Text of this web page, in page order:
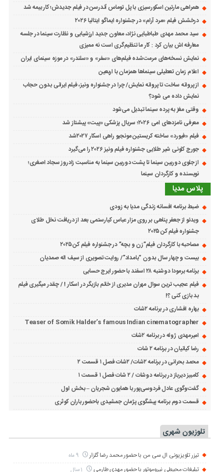
همراهی مارتین اسکورسیزی با پل توماس ٱندرسن در فیلم جدیدش؛ کار بیمه شد
درخشش فیلم «مرد آرام» در جشنواره ایماگو ایتالیا ۲۰۲۶
سید محمد مهدی طباطبایی نژاد، معاون جدید ارزشیابی و نظارت سینما در جلسه
معارفه اش بیان کرد : کار ما تنظیم‌گری است نه ممیزی
نمایش نسخه‌های مرمت‌شده فیلم‌های «سفر» و «سلندر» در موزه سینمای ایران
اعلام زمان تعطیلی سینماها همزمان با اربعین
از پروانه ساخت تا پروانه نمایش/ چرا در جشنواره ونیز، فیلم ایرانی بدون حجاب
نمایش داده می شود؟
وقتی مغز به پرده سینما تبدیل می‌شود
معرفی نامزدهای امی ۲۰۲۶؛ سریال پزشکی «پیت» پیشتاز شد
فیلم «فیورد» ساخته کریستین مونجیو راهی اسکار ۲۰۲۷شد
جورج کلونی شیر طلایی جشنواره فیلم ونیز ۲۰۲۶ را می‌گیرد
از جلوی دوربین سینما تا پشت دوربین سینما به مناسبت زادروز سجاد اصغری؛
نویسنده و کارگردان سینما
پلاس مدیا
ضبط برنامه افسانه زندگی مدیا به زودی
ویدئو از جعفر پناهی بر روی مزار عباس کیارستمی بعد از دریافت نخل طلای
جشنواره فیلم کن ۲۰۲۵
مصاحبه با کارگردان فیلم”زن و بچه” در جشنواره فیلم کن ۲۰۲۵
بیست و چهار سال بدون “بامداد”/ روایت تصویری از سیف اله صمدیان
برنامه برمودا دوشنبه ۲۸ اسفند با حضور ایرج حسابی
فیلم عجیب ترین سوال مهران مدیری از خانم بازیگر در اسکار ! / چقدر میگیری فیلم
بد بازی کنی ؟!
بهاره افشاری در برنامه ۲شات
Teaser of Somik Halder’s famous Indian cinematographer
امیرمهدی ژوله در برنامه ۲شات
رضا کیانیان در برنامه ۲ شات
محمد بحرانی در برنامه ۲شات/ ۲شات فصل ۱ قسمت ۲
کامبیز دیرباز در برنامه دوشات / ۲ شات فصل ۱ قسمت ۱
گفت‌وگوی عادل فردوسی‌پور با همایون شجریان – بخش اول
قسمت دوم برنامه پیشگوی پژمان جمشیدی باحضور باران کوثری
تلوزیون شهری
تیزر تلویزیونی ال سی من با حضور محمد رضا گلزار 9 ماه
تبلیغات محیطی نیروموتور با حضور مهدی طارمی